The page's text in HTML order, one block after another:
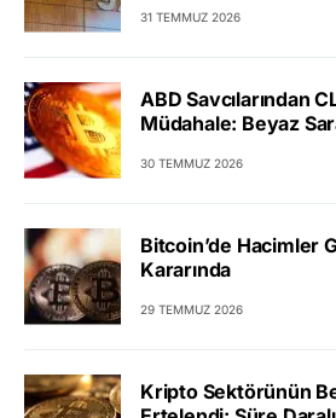
31 TEMMUZ 2026
ABD Savcılarından
Müdahale: Beyaz
30 TEMMUZ 2026
Bitcoin’de Hacimler
Kararında
29 TEMMUZ 2026
Kripto Sektörünün